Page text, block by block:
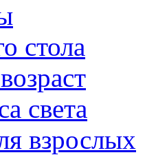
стола
света
взрослых